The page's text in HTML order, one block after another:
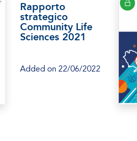
Rapporto
strategico
Community Life
Sciences 2021
Added on 22/06/2022